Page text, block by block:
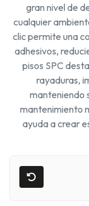
gran nivel de
cualquier
clic permite una
adhesivos,
pisos SPC
rayaduras,
manteniendo
mantenimiento
ayuda a crear